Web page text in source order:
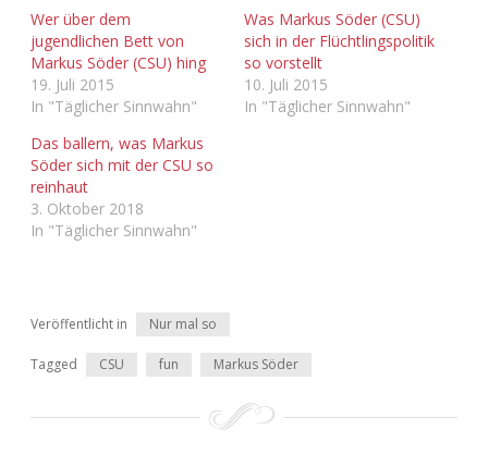
Adventskalender 2018
Adventskalender 2019
Adventskalender 2020
Adventskalender 2021
Adventskalender 2022
Adventskalender 2024
Wer über dem
jugendlichen Bett von
Markus Söder (CSU) hing
19. Juli 2015
In "Täglicher Sinnwahn"
Was Markus Söder (CSU)
sich in der Flüchtlingspolitik
so vorstellt
10. Juli 2015
In "Täglicher Sinnwahn"
Das ballern, was Markus
Söder sich mit der CSU so
reinhaut
3. Oktober 2018
In "Täglicher Sinnwahn"
Veröffentlicht in Nur mal so
Tagged CSU fun Markus Söder